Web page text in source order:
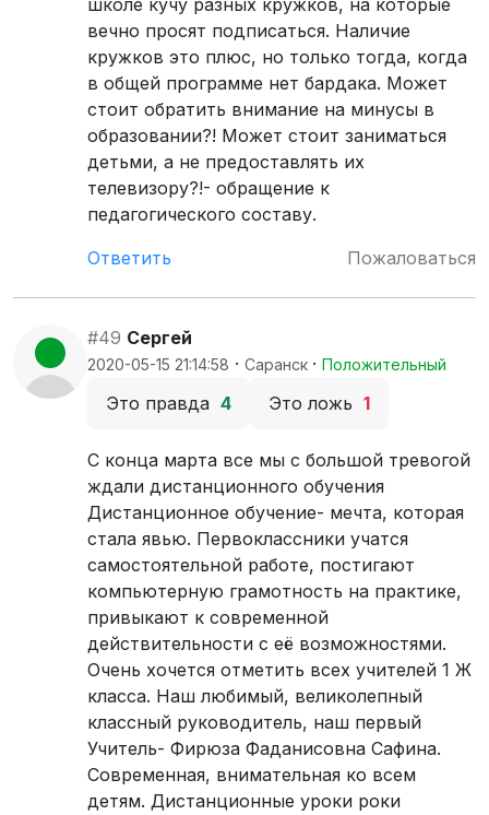
школе кучу разных кружков, на которые
вечно просят подписаться. Наличие
кружков это плюс, но только тогда, когда
в общей программе нет бардака. Может
стоит обратить внимание на минусы в
образовании?! Может стоит заниматься
детьми, а не предоставлять их
телевизору?!- обращение к
педагогического составу.
Ответить
Пожаловаться
#49 Сергей
2020-05-15 21:14:58 · Саранск · Положительный
Это правда 4 Это ложь 1
С конца марта все мы с большой тревогой
ждали дистанционного обучения
Дистанционное обучение- мечта, которая
стала явью. Первоклассники учатся
самостоятельной работе, постигают
компьютерную грамотность на практике,
привыкают к современной
действительности с её возможностями.
Очень хочется отметить всех учителей 1 Ж
класса. Наш любимый, великолепный
классный руководитель, наш первый
Учитель- Фирюза Фаданисовна Сафина.
Современная, внимательная ко всем
детям. Дистанционные уроки роки